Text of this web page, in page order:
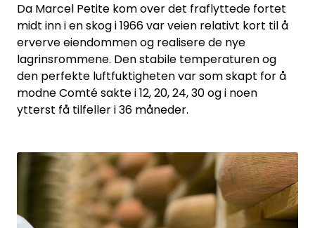
Da Marcel Petite kom over det fraflyttede fortet
midt inn i en skog i 1966 var veien relativt kort til å
erverve eiendommen og realisere de nye
lagrinsrommene. Den stabile temperaturen og
den perfekte luftfuktigheten var som skapt for å
modne Comté sakte i 12, 20, 24, 30 og i noen
ytterst få tilfeller i 36 måneder.